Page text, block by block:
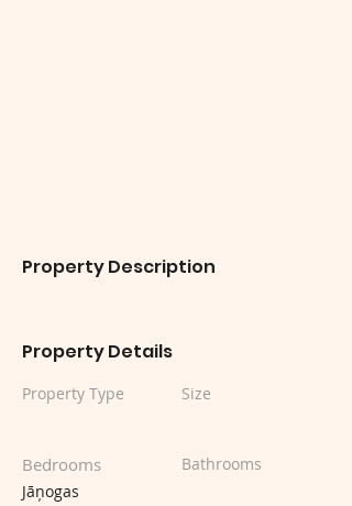
Property Description
Property Details
Property Type
Bedrooms
Jāņogas
Size
Bathrooms